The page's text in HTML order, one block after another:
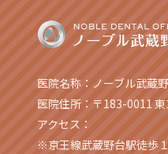
医院名称：ノーブル武蔵
医院住所：〒183-0011
アクセス：
※京王線武蔵野台駅徒歩